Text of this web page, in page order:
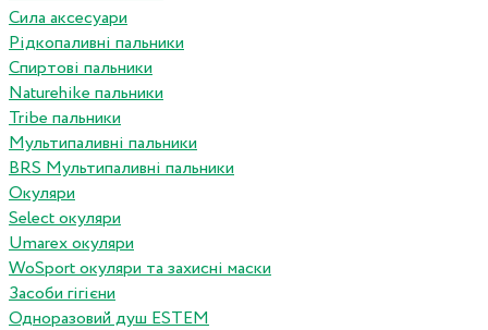
Сила аксесуари
Рідкопаливні пальники
Спиртові пальники
Naturehike пальники
Tribe пальники
Мультипаливні пальники
BRS Мультипаливні пальники
Окуляри
Select окуляри
Umarex окуляри
WoSport окуляри та захисні маски
Засоби гігієни
Одноразовий душ ESTEM